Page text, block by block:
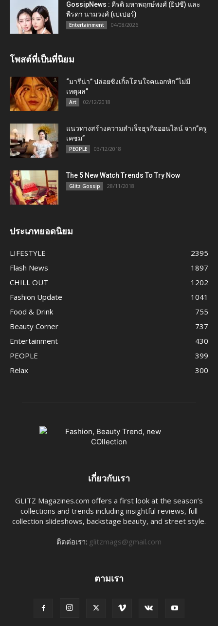
GossipNews : คีรติ มหาพฤกษ์พงศ์ (ยิปซี) และ
พีรดา นามวงศ์ (เปเปอร์)
Entertainment 04/08/2026
โพสต์ที่เป็นที่นิยม
“มารีน่า” ปล่อยซิงเกิ้ลโดนใจคนอกหัก“ไม่มี
เหตุผล”
Art 02/12/2018
แนวทางสร้างความสำเร็จธุรกิจออนไลน์ จาก”ครู
เคชม”
PEOPLE 03/12/2018
The 5 New Watch Trends To Try Now
Glitz Gossip 28/11/2018
ประเภทยอดนิยม
LIFESTYLE
2395
Flash News
1897
CHILL OUT
1202
Fashion Update
1041
Food & Drink
755
Beauty Corner
737
Entertainment
430
PEOPLE
399
Relax
300
เกี่ยวกับเรา
GLITZ Magazines.com offers a first look at the season’s
collections and trends including insightful reviews, full
collection slideshows, backstage beauty, and street style.
ติดต่อเรา: glitzmags@gmail.com
ตามเรา